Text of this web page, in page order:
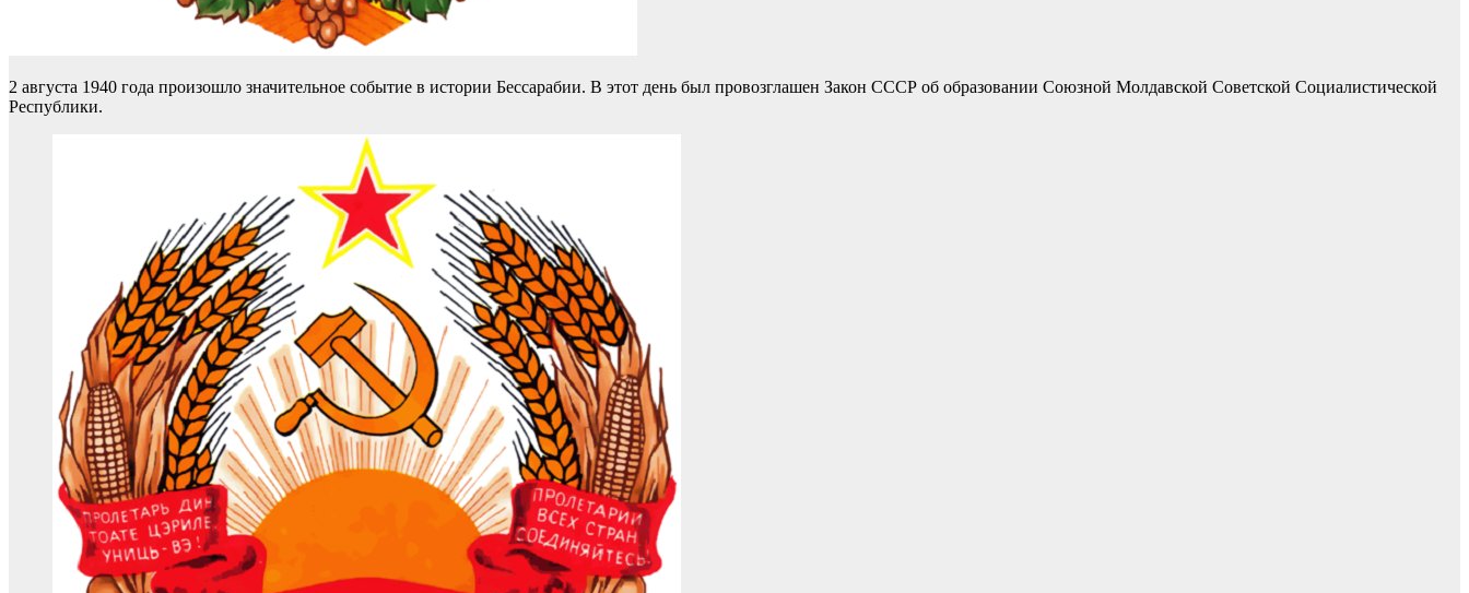
2 августа 1940 года произошло значительное событие в истории Бессарабии. В этот день был провозглашен Закон СССР об образовании Союзной Молдавской Советской Социалистической
Республики.